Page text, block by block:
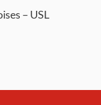
– USL